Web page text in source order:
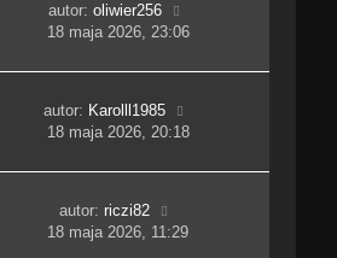
autor: oliwier256
18 maja 2026, 23:06
autor: Karolll1985
18 maja 2026, 20:18
autor:riczi82
18 maja 2026, 11:29